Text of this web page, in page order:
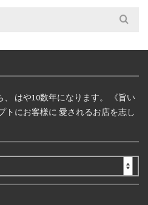
はや10数年になります。 《旨い
トにお客様に 愛されるお店を志し